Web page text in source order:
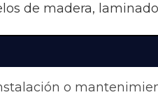
de madera,
o